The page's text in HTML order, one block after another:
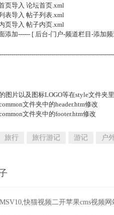
页导入 论坛首页.xml
表导入 帖子列表.xml
页导入 帖子内页.xml
添加------ [ 后台-门户-频道栏目-添加
图片以及图标LOGO等在style文件夹
文件夹中的header.htm修改
文件夹中的footer.htm修改
旅行 旅行游记 游记 户
快猫视频二开苹果cms视频